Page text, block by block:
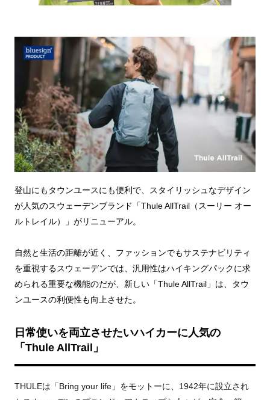
登山にもタウンユースにも便利で、スタイリッシュなデザイン
が人気のスウェーデンブランド「Thule AllTrail（スーリー オー
ルトレイル）」がリニューアル。
⾃然と生活の距離が近く、ファッションでもサステナビリティ
を重視するスウェーデンでは、汎⽤性はハイキングパックに求
められる重要な機能のだが、新しい「Thule AllTrail」は、タウ
ンユースの利便性も向上させた。
日常使いを両⽴させたいハイカーに人気の
「Thule AllTrail」
THULEは「Bring your life」をモットーに、1942年に設立され